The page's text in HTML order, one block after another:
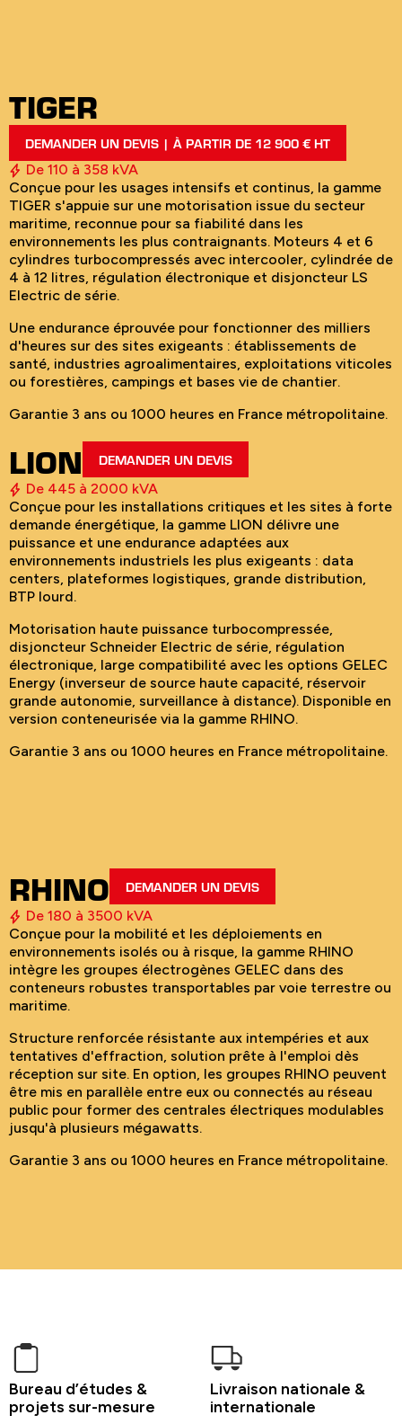
TIGER
DEMANDER UN DEVIS | À PARTIR DE 12 900 € HT
De 110 à 358 kVA
Conçue pour les usages intensifs et continus, la gamme
TIGER s'appuie sur une motorisation issue du secteur
maritime, reconnue pour sa fiabilité dans les
environnements les plus contraignants. Moteurs 4 et 6
cylindres turbocompressés avec intercooler, cylindrée de
4 à 12 litres, régulation électronique et disjoncteur LS
Electric de série.
Une endurance éprouvée pour fonctionner des milliers
d'heures sur des sites exigeants : établissements de
santé, industries agroalimentaires, exploitations viticoles
ou forestières, campings et bases vie de chantier.
Garantie 3 ans ou 1000 heures en France métropolitaine.
LION DEMANDER UN DEVIS
De 445 à 2000 kVA
Conçue pour les installations critiques et les sites à forte
demande énergétique, la gamme LION délivre une
puissance et une endurance adaptées aux
environnements industriels les plus exigeants : data
centers, plateformes logistiques, grande distribution,
BTP lourd.
Motorisation haute puissance turbocompressée,
disjoncteur Schneider Electric de série, régulation
électronique, large compatibilité avec les options GELEC
Energy (inverseur de source haute capacité, réservoir
grande autonomie, surveillance à distance). Disponible en
version conteneurisée via la gamme RHINO.
Garantie 3 ans ou 1000 heures en France métropolitaine.
RHINO DEMANDER UN DEVIS
De 180 à 3500 kVA
Conçue pour la mobilité et les déploiements en
environnements isolés ou à risque, la gamme RHINO
intègre les groupes électrogènes GELEC dans des
conteneurs robustes transportables par voie terrestre ou
maritime.
Structure renforcée résistante aux intempéries et aux
tentatives d'effraction, solution prête à l'emploi dès
réception sur site. En option, les groupes RHINO peuvent
être mis en parallèle entre eux ou connectés au réseau
public pour former des centrales électriques modulables
jusqu'à plusieurs mégawatts.
Garantie 3 ans ou 1000 heures en France métropolitaine.
Bureau d’études &
projets sur-mesure
Livraison nationale &
internationale